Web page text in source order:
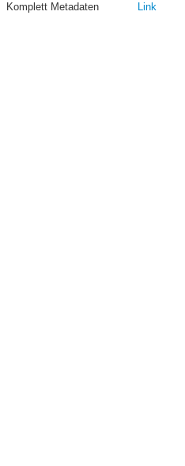
Komplett Metadaten Link